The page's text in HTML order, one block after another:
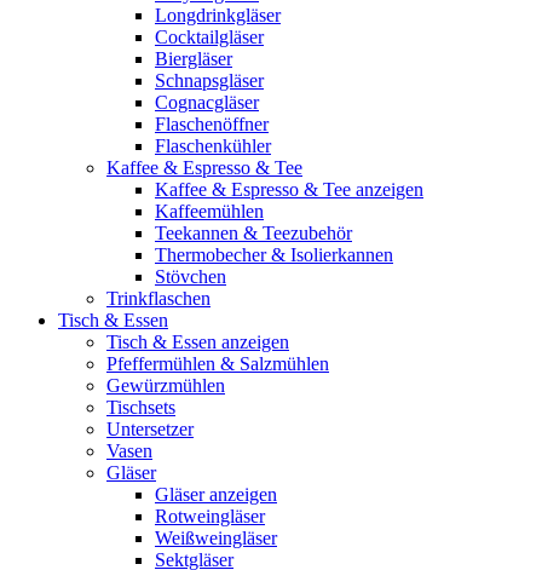
Longdrinkgläser
Cocktailgläser
Biergläser
Schnapsgläser
Cognacgläser
Flaschenöffner
Flaschenkühler
Kaffee & Espresso & Tee
Kaffee & Espresso & Tee anzeigen
Kaffeemühlen
Teekannen & Teezubehör
Thermobecher & Isolierkannen
Stövchen
Trinkflaschen
Tisch & Essen
Tisch & Essen anzeigen
Pfeffermühlen & Salzmühlen
Gewürzmühlen
Tischsets
Untersetzer
Vasen
Gläser
Gläser anzeigen
Rotweingläser
Weißweingläser
Sektgläser